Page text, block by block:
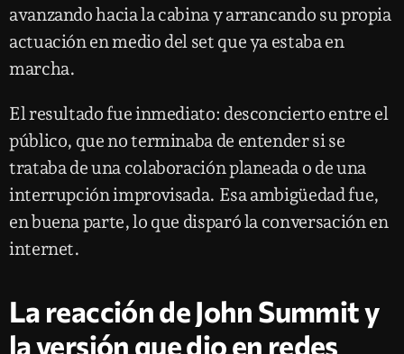
avanzando hacia la cabina y arrancando su propia
actuación en medio del set que ya estaba en
marcha.
El resultado fue inmediato: desconcierto entre el
público, que no terminaba de entender si se
trataba de una colaboración planeada o de una
interrupción improvisada. Esa ambigüedad fue,
en buena parte, lo que disparó la conversación en
internet.
La reacción de John Summit y
la versión que dio en redes